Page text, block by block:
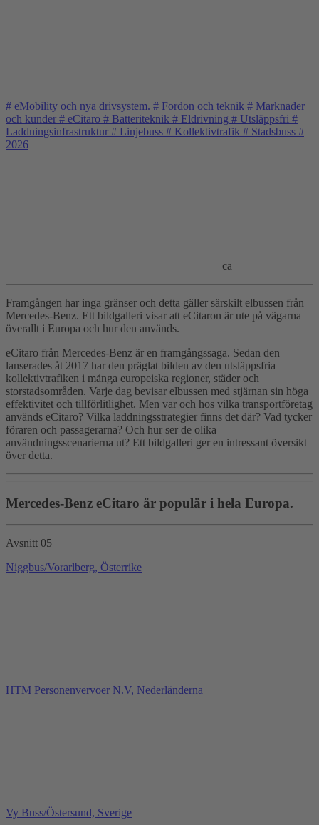
# eMobility och nya drivsystem. # Fordon och teknik # Marknader
och kunder # eCitaro # Batteriteknik # Eldrivning # Utsläppsfri #
Laddningsinfrastruktur # Linjebuss # Kollektivtrafik # Stadsbuss #
2026
ca
Framgången har inga gränser och detta gäller särskilt elbussen från
Mercedes-Benz. Ett bildgalleri visar att eCitaron är ute på vägarna
överallt i Europa och hur den används.
eCitaro från Mercedes-Benz är en framgångssaga. Sedan den
lanserades åt 2017 har den präglat bilden av den utsläppsfria
kollektivtrafiken i många europeiska regioner, städer och
storstadsområden. Varje dag bevisar elbussen med stjärnan sin höga
effektivitet och tillförlitlighet. Men var och hos vilka transportföretag
används eCitaro? Vilka laddningsstrategier finns det där? Vad tycker
föraren och passagerarna? Och hur ser de olika
användningsscenarierna ut? Ett bildgalleri ger en intressant översikt
över detta.
Mercedes-Benz eCitaro är populär i hela Europa.
Avsnitt 05
Niggbus/Vorarlberg, Österrike
HTM Personenvervoer N.V, Nederländerna
Vy Buss/Östersund, Sverige